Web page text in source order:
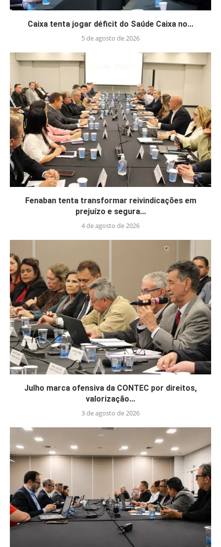
Caixa tenta jogar déficit do Saúde Caixa no...
5 de agosto de 2026
Fenaban tenta transformar reivindicações em
prejuízo e segura...
4 de agosto de 2026
Julho marca ofensiva da CONTEC por direitos,
valorização...
3 de agosto de 2026